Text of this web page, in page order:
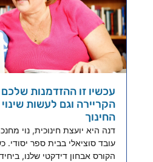
עכשיו זו ההזדמנות
הקריירה וגם לעשות
החינוך
דנה היא יועצת חינוכית, נוי
עובד סוציאלי בבית ספר יסודי.
הקורס אבחון דידקטי שלנו,